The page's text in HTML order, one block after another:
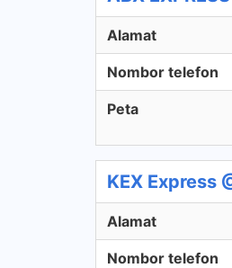
Alamat
Nombor telefon
Peta
KEX Express
Alamat
Nombor telefon